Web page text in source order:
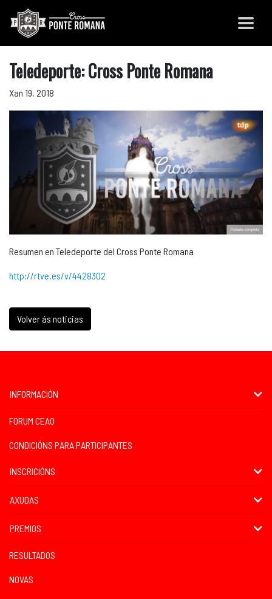
Teledeporte: Cross Ponte Romana
Xan 19, 2018
Resumen en Teledeporte del Cross Ponte Romana
http://rtve.es/v/4428302
Volver ás noticias
INFORMACIÓN
FORUM CEAO
CONDICIÓNS PARA PARTICIPANTES
INSCRICIÓNS
AXUDAS
PREMIOS
RESULTADOS
NOVAS